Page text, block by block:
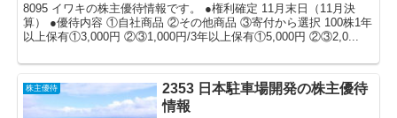
8095 イワキの株主優待情報です。 ●権利確定 11月末日（11月決
算） ●優待内容 ①自社商品 ②その他商品 ③寄付から選択 100株1年
以上保有①3,000円 ②③1,000円/3年以上保有①5,000円 ②③2,0...
株主優待
2353 日本駐車場開発の株主優待
情報